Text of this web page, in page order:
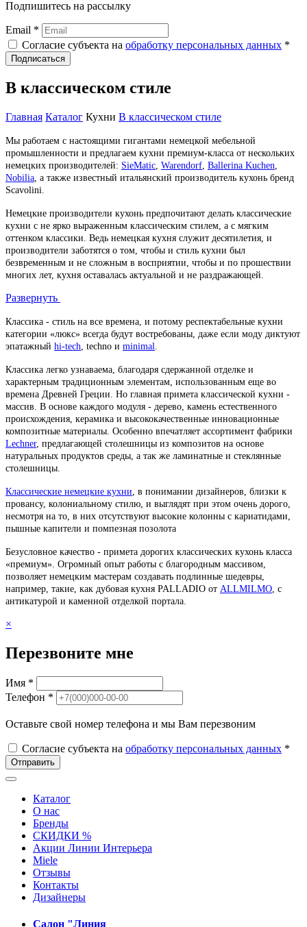
Подпишитесь на рассылку
Email *
Согласие субъекта на обработку персональных данных *
Подписаться
В классическом стиле
Главная Каталог Кухни В классическом стиле
Мы работаем с настоящими гигантами немецкой мебельной
промышленности и предлагаем кухни премиум-класса от нескольких
немецких производителей: SieMatic, Warendorf, Ballerina Kuchen,
Nobilia, а также известный итальянский производитель кухонь бренд
Scavolini.
Немецкие производители кухонь предпочитают делать классические
кухни с не ярко выраженным классическим стилем, а с мягким
оттенком классики. Ведь немецкая кухня служит десятилетия, и
производители заботятся о том, чтобы и стиль кухни был
безвременным и не сложным в восприятии, чтобы и по прошествии
многих лет, кухня оставалась актуальной и не раздражающей.
Развернуть
Классика - стиль на все времена, и потому респектабельные кухни
категории «люкс» всегда будут востребованы, даже если моду диктуют
эпатажный hi-tech, techno и minimal.
Классика легко узнаваема, благодаря сдержанной отделке и
характерным традиционным элементам, использованным еще во
времена Древней Греции. Но главная примета классической кухни -
массив. В основе каждого модуля - дерево, камень естественного
происхождения, керамика и высококачественные инновационные
композитные материалы. Особенно впечатляет ассортимент фабрики
Lechner, предлагающей столешницы из композитов на основе
натуральных продуктов среды, а так же ламинатные и стеклянные
столешницы.
Классические немецкие кухни, в понимании дизайнеров, близки к
провансу, колониальному стилю, и выглядят при этом очень дорого,
несмотря на то, в них отсутствуют высокие колонны с кариатидами,
пышные капители и помпезная позолота
Безусловное качество - примета дорогих классических кухонь класса
«премиум». Огромный опыт работы с благородным массивом,
позволяет немецким мастерам создавать подлинные шедевры,
например, такие, как дубовая кухня PALLADIO от ALLMILMO, с
антикатурой и каменной отделкой портала.
×
Перезвоните мне
Имя *
Телефон *
Оставьте свой номер телефона и мы Вам перезвоним
Согласие субъекта на обработку персональных данных *
Отправить
Каталог
О нас
Бренды
СКИДКИ %
Акции Линии Интерьера
Miele
Отзывы
Контакты
Дизайнеры
Салон "Линия